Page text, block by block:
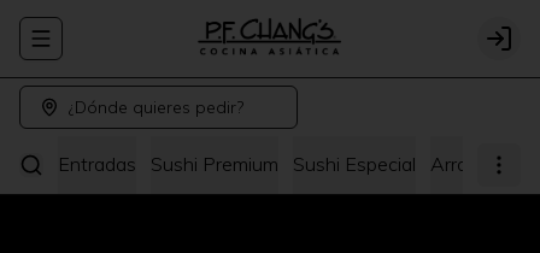
Abrir menu de navegación Login
¿Dónde quieres pedir?
Entradas Sushi Premium Sushi Especial Arroz y